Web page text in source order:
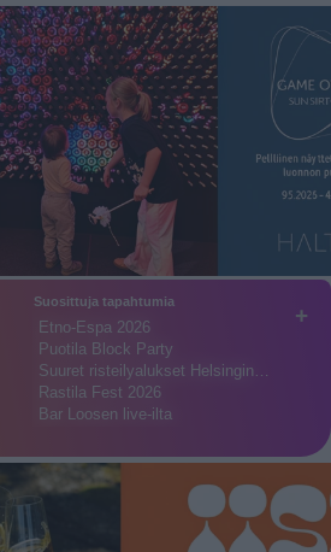
+
Suosittuja tapahtumia
Etno-Espa 2026
Puotila Block Party
Suuret risteilyalukset Helsingin…
Rastila Fest 2026
Bar Loosen live-ilta